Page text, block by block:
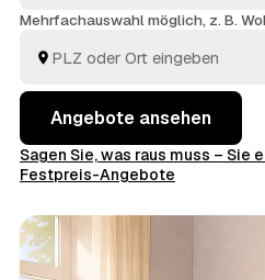
Termine, auch wenn es eilig
Mehrfachauswahl möglich, z. B.
Angebote ansehen
Sagen Sie, was raus muss – Sie
Festpreis-Angebote